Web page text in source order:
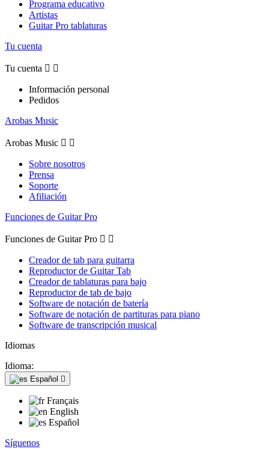
Programa educativo
Artistas
Guitar Pro tablaturas
Tu cuenta
Tu cuenta  
Información personal
Pedidos
Arobas Music
Arobas Music  
Sobre nosotros
Prensa
Soporte
Afiliación
Funciones de Guitar Pro
Funciones de Guitar Pro  
Creador de tab para guitarra
Reproductor de Guitar Tab
Creador de tablaturas para bajo
Reproductor de tab de bajo
Software de notación de batería
Software de notación de partituras para piano
Software de transcripción musical
Idiomas
Idioma:
Español 
Français
English
Español
Síguenos